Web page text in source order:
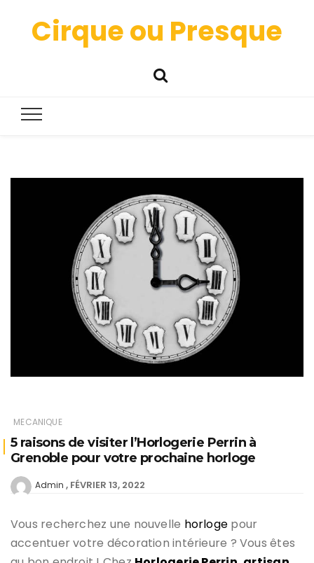
Cirque ou Presque
MECANIQUE
5 raisons de visiter l’Horlogerie Perrin à
Grenoble pour votre prochaine horloge
Admin FÉVRIER 13, 2022
Vous recherchez une nouvelle horloge pour
accentuer votre décoration intérieure ? Vous êtes